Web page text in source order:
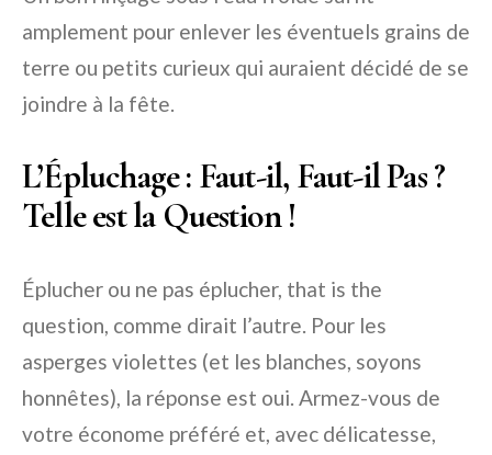
amplement pour enlever les éventuels grains de
terre ou petits curieux qui auraient décidé de se
joindre à la fête.
L’Épluchage : Faut-il, Faut-il Pas ?
Telle est la Question !
Éplucher ou ne pas éplucher, that is the
question, comme dirait l’autre. Pour les
asperges violettes (et les blanches, soyons
honnêtes), la réponse est oui. Armez-vous de
votre économe préféré et, avec délicatesse,